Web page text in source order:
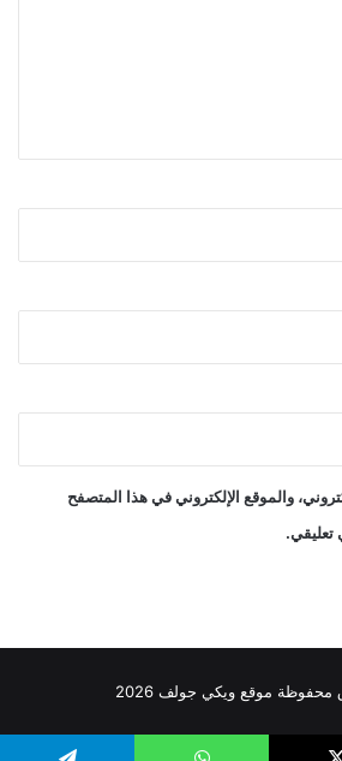
والموقع الإلكتروني في هذا المتصفح
تعليقي.
موقع ويكي جولف 2026